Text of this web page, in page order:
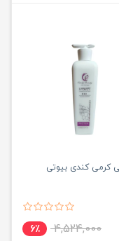
کرمی کندی بیوتی
4,524,000 6٪